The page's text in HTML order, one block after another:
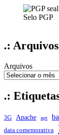
de
Selo PGP
.:
Arquivos
.:
3G Apache apt
data comemorativa